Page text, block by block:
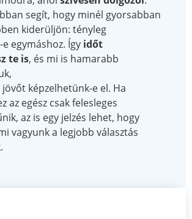
segít, hogy minél gyorsabban
kiderüljön: tényleg
egymáshoz. Így időt
te is, és mi is hamarabb
képzelhetünk-e el. Ha
az egész csak felesleges
az is egy jelzés lehet, hogy
vagyunk a legjobb választás